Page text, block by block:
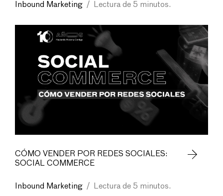
Inbound Marketing / Lectura de 5 minutos.
CÓMO VENDER POR REDES SOCIALES:
SOCIAL COMMERCE
Inbound Marketing / Lectura de 5 minutos.